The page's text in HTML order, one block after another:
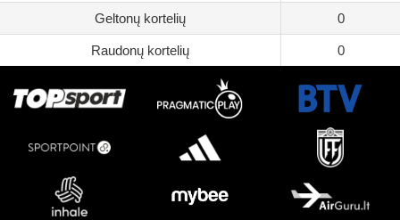
Geltonų kortelių 0
Raudonų kortelių 0